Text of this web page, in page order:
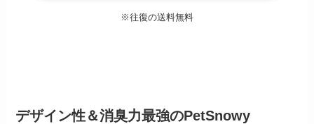
※往復の送料無料
デザイン性＆消臭力最強のPetSnowy